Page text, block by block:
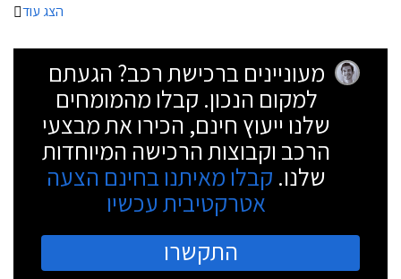
הצג עוד
מעוניינים ברכישת רכב? הגעתם
למקום הנכון. קבלו מהמומחים
שלנו ייעוץ חינם, הכירו את מבצעי
הרכב וקבוצות הרכישה המיוחדות
שלנו. קבלו מאיתנו בחינם הצעה
אטרקטיבית עכשיו
התקשרו